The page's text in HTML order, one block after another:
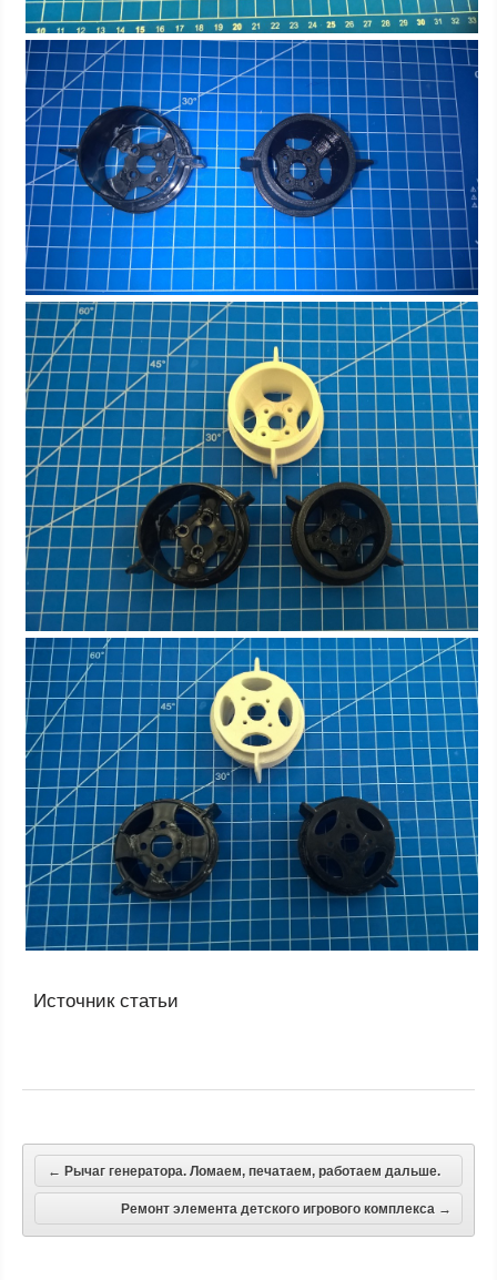
Источник статьи
← Рычаг генератора. Ломаем, печатаем, работаем дальше.
Ремонт элемента детского игрового комплекса →